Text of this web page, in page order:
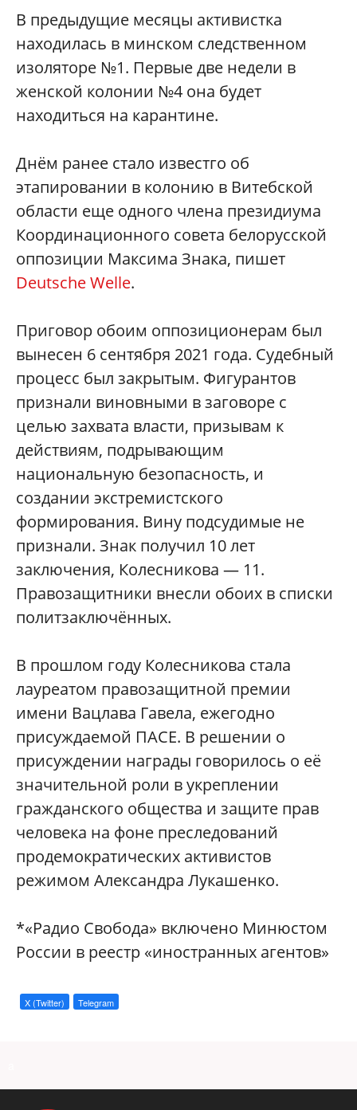
В предыдущие месяцы активистка
находилась в минском следственном
изоляторе №1. Первые две недели в
женской колонии №4 она будет
находиться на карантине.
Днём ранее стало известго об
этапировании в колонию в Витебской
области еще одного члена президиума
Координационного совета белорусской
оппозиции Максима Знака, пишет
Deutsche Welle.
Приговор обоим оппозиционерам был
вынесен 6 сентября 2021 года. Судебный
процесс был закрытым. Фигурантов
признали виновными в заговоре с
целью захвата власти, призывам к
действиям, подрывающим
национальную безопасность, и
создании экстремистского
формирования. Вину подсудимые не
признали. Знак получил 10 лет
заключения, Колесникова — 11.
Правозащитники внесли обоих в списки
политзаключённых.
В прошлом году Колесникова стала
лауреатом правозащитной премии
имени Вацлава Гавела, ежегодно
присуждаемой ПАСЕ. В решении о
присуждении награды говорилось о её
значительной роли в укреплении
гражданского общества и защите прав
человека на фоне преследований
продемократических активистов
режимом Александра Лукашенко.
*«Радио Свобода» включено Минюстом
России в реестр «иностранных агентов»
X (Twitter) Telegram